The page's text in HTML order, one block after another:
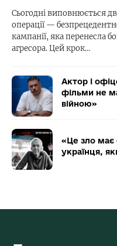
Сьогодні виповнюється
операції —
кампанії, яка перенесла
агресора. Цей крок…
Актор і
фільми не
війною»
«Це зло має
українця,